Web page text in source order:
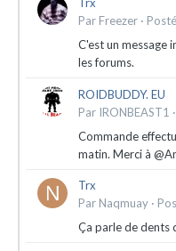
Par Freezer ·
C'est un message
les forums.
ROIDBUDDY. EU
Par IRONBEAST1 ·
Commande
matin. Merci à
Trx
Par Naqmuay ·
Ça parle de dents